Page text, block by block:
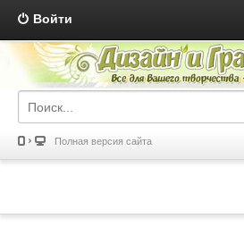
Войти
Полная версия сайта